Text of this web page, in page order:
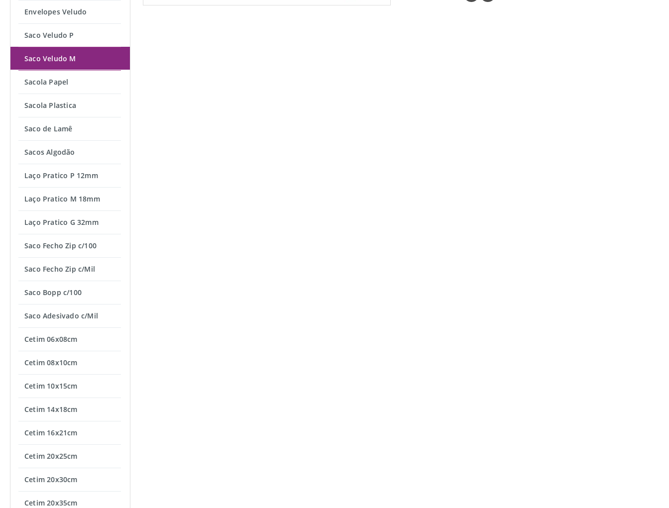
Envelopes Veludo
Saco Veludo P
Saco Veludo M
Sacola Papel
Sacola Plastica
Saco de Lamê
Sacos Algodão
Laço Pratico P 12mm
Laço Pratico M 18mm
Laço Pratico G 32mm
Saco Fecho Zip c/100
Saco Fecho Zip c/Mil
Saco Bopp c/100
Saco Adesivado c/Mil
Cetim 06x08cm
Cetim 08x10cm
Cetim 10x15cm
Cetim 14x18cm
Cetim 16x21cm
Cetim 20x25cm
Cetim 20x30cm
Cetim 20x35cm